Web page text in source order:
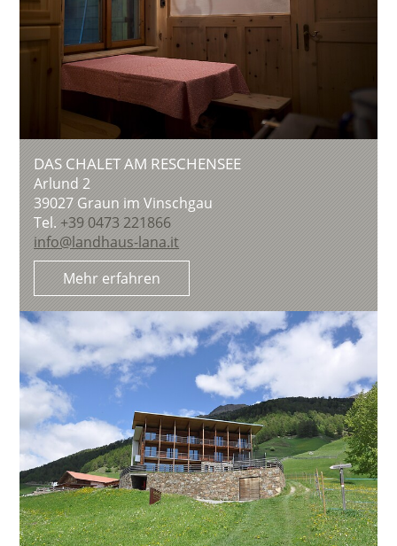
DAS CHALET AM RESCHENSEE
Arlund 2
39027 Graun im Vinschgau
Tel. +39 0473 221866
info@landhaus-lana.it
Mehr erfahren